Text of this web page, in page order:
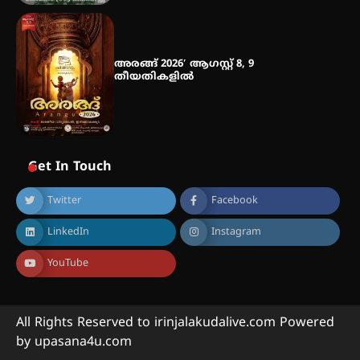
അരങ്ങ് 2026′ ആഗസ്റ്റ് 8, 9
തീയതികളിൽ
Get In Touch
Twitter Facebook
LinkedIn Instagram
YouTube
All Rights Reserved to irinjalakudalive.com Powered
by upasana4u.com